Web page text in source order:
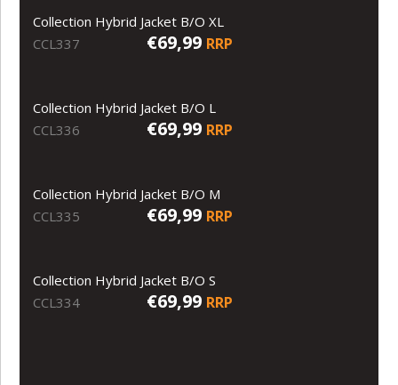
Collection Hybrid Jacket B/O XL
CCL337
€69,99 RRP
Collection Hybrid Jacket B/O L
CCL336
€69,99 RRP
Collection Hybrid Jacket B/O M
CCL335
€69,99 RRP
Collection Hybrid Jacket B/O S
CCL334
€69,99 RRP